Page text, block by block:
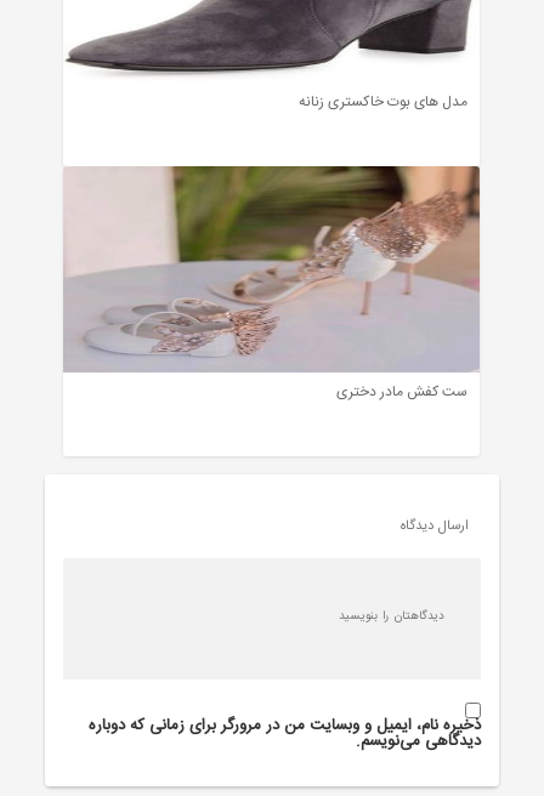
مدل های بوت خاکستری زنانه
ست کفش مادر دختری
ارسال دیدگاه
ذخیره نام، ایمیل و وبسایت من در مرورگر برای زمانی که دوباره
دیدگاهی می‌نویسم.